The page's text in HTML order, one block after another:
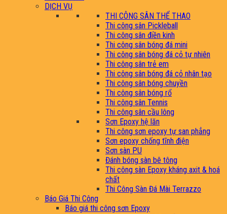
DỊCH VỤ
THI CÔNG SÂN THỂ THAO
Thi công sân Pickleball
Thi công sân điền kinh
Thi công sân bóng đá mini
Thi công sân bóng đá cỏ tự nhiên
Thi công sân trẻ em
Thi công sân bóng đá cỏ nhân tạo
Thi công sân bóng chuyền
Thi công sân bóng rổ
Thi công sân Tennis
Thi công sân cầu lông
Sơn Epoxy hệ lăn
Thi công sơn epoxy tự san phẳng
Sơn epoxy chống tĩnh điện
Sơn sàn PU
Đánh bóng sàn bê tông
Thi công sàn Epoxy kháng axit & hoá
chất
Thi Công Sàn Đá Mài Terrazzo
Báo Giá Thi Công
Báo giá thi công sơn Epoxy